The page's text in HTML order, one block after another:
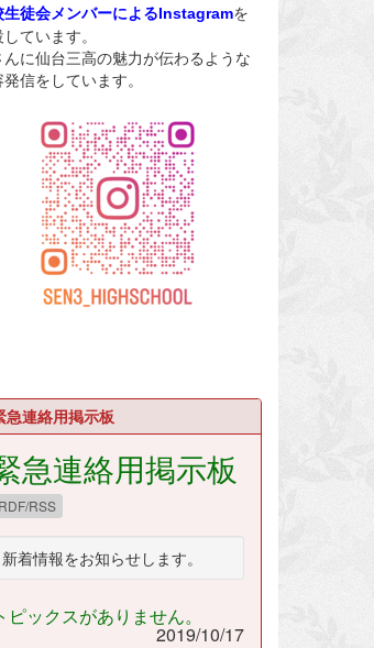
生徒会メンバーによるInstagramを
ています。
んに仙台三高の魅力が伝わるような
信をしています。
急連絡用掲示板
急連絡用掲示板
RDF/RSS
新着情報をお知らせします。
ピックスがありません。
2019/10/17